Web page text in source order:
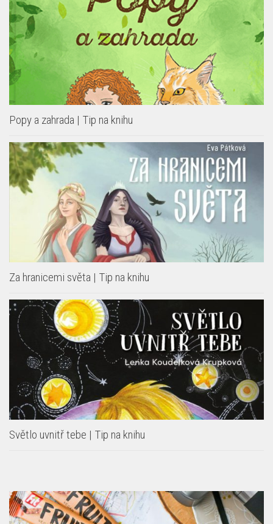
Popy a zahrada | Tip na knihu
Za hranicemi světa | Tip na knihu
Světlo uvnitř tebe | Tip na knihu